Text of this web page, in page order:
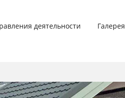
деятельности Галерея